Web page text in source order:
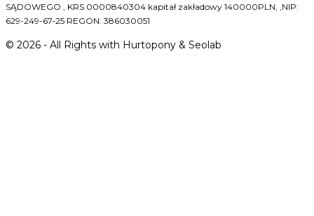
SĄDOWEGO , KRS 0000840304 kapitał zakładowy 140000PLN, ,NIP:
629-249-67-25 REGON: 386030051
© 2026 - All Rights with Hurtopony & Seolab